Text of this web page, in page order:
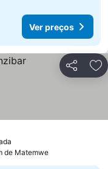
Ver preços
Partilhar
de Matemwe